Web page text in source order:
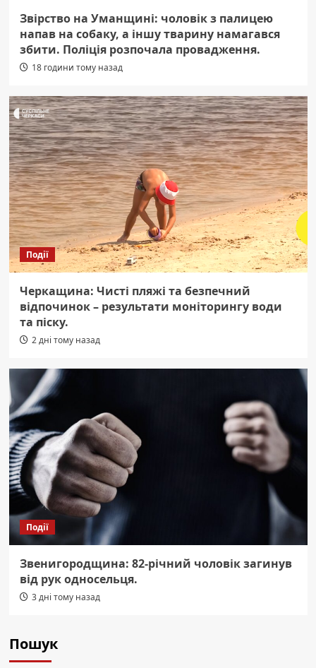
Звірство на Уманщині: чоловік з палицею
напав на собаку, а іншу тварину намагався
збити. Поліція розпочала провадження.
18 години тому назад
Події
Черкащина: Чисті пляжі та безпечний
відпочинок – результати моніторингу води
та піску.
2 дні тому назад
Події
Звенигородщина: 82-річний чоловік загинув
від рук односельця.
3 дні тому назад
Пошук